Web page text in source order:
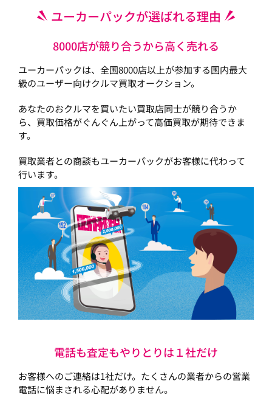
ユーカーパックが選ばれる理由
8000店が競り合うから高く売れる
ユーカーパックは、全国8000店以上が参加する国内最大
級のユーザー向けクルマ買取オークション。
あなたのおクルマを買いたい買取店同士が競り合うか
ら、買取価格がぐんぐん上がって高価買取が期待できま
す。
買取業者との商談もユーカーパックがお客様に代わって
行います。
電話も査定もやりとりは１社だけ
お客様へのご連絡は1社だけ。たくさんの業者からの営業
電話に悩まされる心配がありません。